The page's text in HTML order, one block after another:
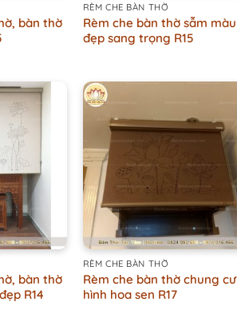
bàn thờ
RÈM CHE BÀN THỜ
Rèm che bàn thờ sẫm màu
đẹp sang trọng R15
bàn thờ
R14
RÈM CHE BÀN THỜ
Rèm che bàn thờ chung cư
hình hoa sen R17